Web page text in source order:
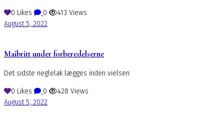
0 Likes 0 413 Views
August 5, 2022
Maibritt under forberedelserne
Det sidste neglelak lægges inden vielsen
0 Likes 0 428 Views
August 5, 2022